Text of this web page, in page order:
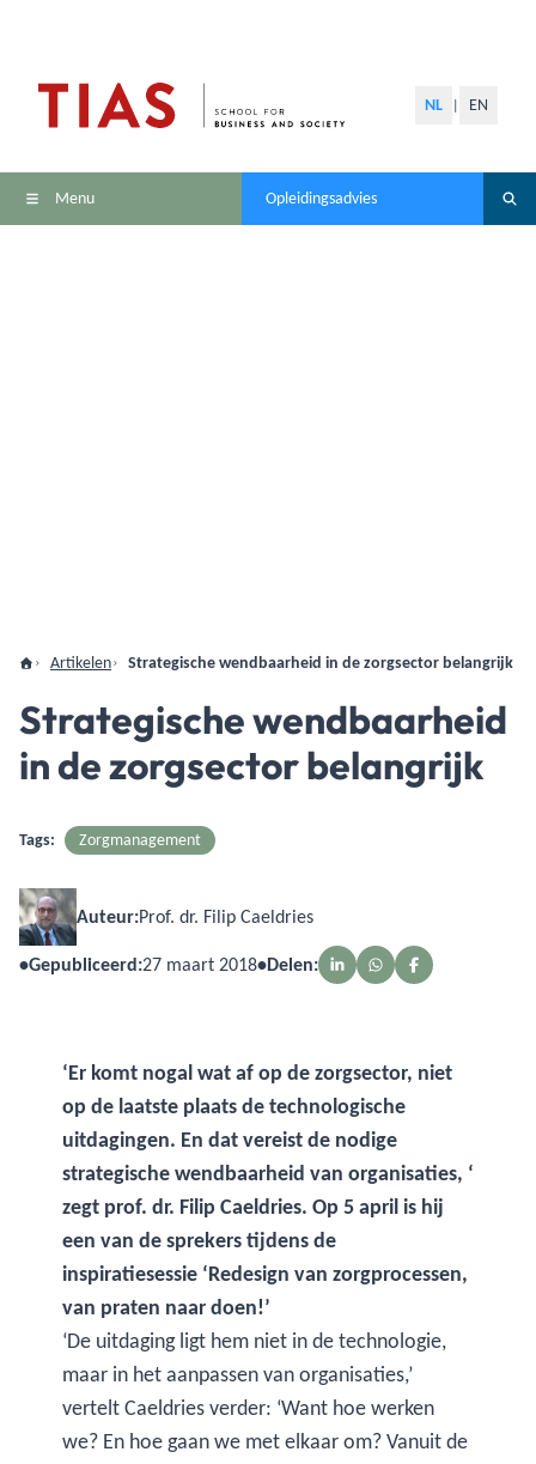
NL EN
Menu Opleidingsadvies
Artikelen Strategische wendbaarheid in de zorgsector belangrijk
Strategische wendbaarheid
in de zorgsector belangrijk
Tags: Zorgmanagement
Auteur:Prof. dr. Filip Caeldries
•Gepubliceerd:27 maart 2018•Delen:
‘Er komt nogal wat af op de zorgsector, niet
op de laatste plaats de technologische
uitdagingen. En dat vereist de nodige
strategische wendbaarheid van organisaties, ‘
zegt prof. dr. Filip Caeldries. Op 5 april is hij
een van de sprekers tijdens de
inspiratiesessie ‘Redesign van zorgprocessen,
van praten naar doen!’
‘De uitdaging ligt hem niet in de technologie,
maar in het aanpassen van organisaties,’
vertelt Caeldries verder: ‘Want hoe werken
we? En hoe gaan we met elkaar om? Vanuit de